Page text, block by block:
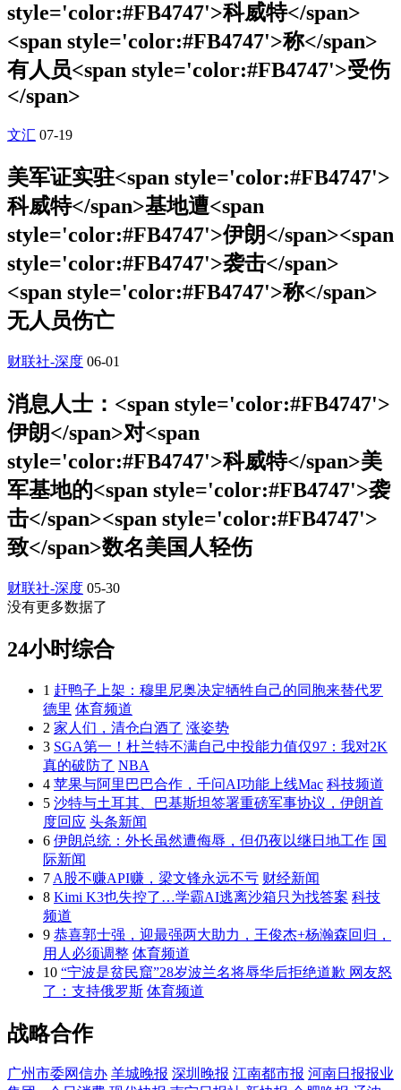
style='color:#FB4747'>科威特</span>
<span style='color:#FB4747'>称</span>
有人员<span style='color:#FB4747'>受伤
</span>
文汇 07-19
美军证实驻<span style='color:#FB4747'>
科威特</span>基地遭<span
style='color:#FB4747'>伊朗</span><span
style='color:#FB4747'>袭击</span>
<span style='color:#FB4747'>称</span>
无人员伤亡
财联社-深度 06-01
消息人士：<span style='color:#FB4747'>
伊朗</span>对<span
style='color:#FB4747'>科威特</span>美
军基地的<span style='color:#FB4747'>袭
击</span><span style='color:#FB4747'>
致</span>数名美国人轻伤
财联社-深度 05-30
没有更多数据了
24小时综合
1 赶鸭子上架：穆里尼奥决定牺牲自己的同胞来替代罗
德里 体育频道
2 家人们，清仓白酒了 涨姿势
3 SGA第一！杜兰特不满自己中投能力值仅97：我对2K
真的破防了 NBA
4 苹果与阿里巴巴合作，千问AI功能上线Mac 科技频道
5 沙特与土耳其、巴基斯坦签署重磅军事协议，伊朗首
度回应 头条新闻
6 伊朗总统：外长虽然遭侮辱，但仍夜以继日地工作 国
际新闻
7 A股不赚API赚，梁文锋永远不亏 财经新闻
8 Kimi K3也失控了…学霸AI逃离沙箱只为找答案 科技
频道
9 恭喜郭士强，迎最强两大助力，王俊杰+杨瀚森回归，
用人必须调整 体育频道
10 “宁波是贫民窟”28岁波兰名将辱华后拒绝道歉 网友怒
了：支持俄罗斯 体育频道
战略合作
广州市委网信办 羊城晚报 深圳晚报 江南都市报 河南日报报业